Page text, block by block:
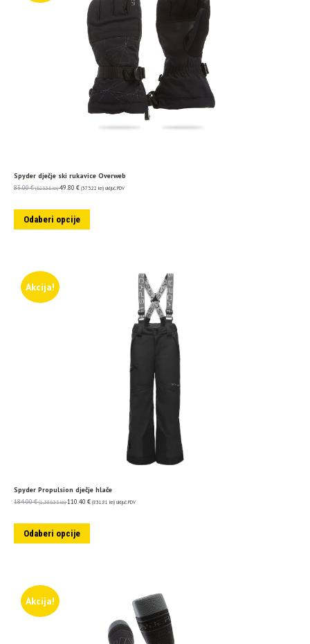
Spyder dječje ski rukavice Overweb
83.00€ (625.36 kn) 49.80 € (375.22 kn) uključ. PDV
Odaberi opcije
Akcija!
Spyder Propulsion dječje hlače
184.00€ (1,386.35 kn) 110.40 € (831.81 kn) uključ. PDV
Odaberi opcije
Akcija!